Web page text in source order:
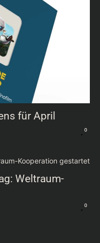
für April
0
Weltraum-
0